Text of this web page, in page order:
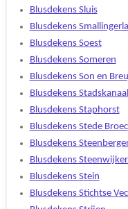
Blusdekens Sluis
Blusdekens
Blusdekens Soest
Blusdekens Someren
Blusdekens Son en
Blusdekens Stadskanaal
Blusdekens Staphorst
Blusdekens Stede Broec
Blusdekens
Blusdekens
Blusdekens Stein
Blusdekens Stichtse